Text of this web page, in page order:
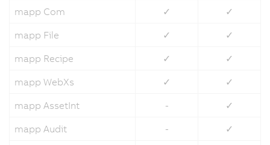
mapp Com
✓
✓
mapp File
✓
✓
mapp Recipe
✓
✓
mapp WebXs
✓
✓
mapp AssetInt
-
✓
mapp Audit
-
✓